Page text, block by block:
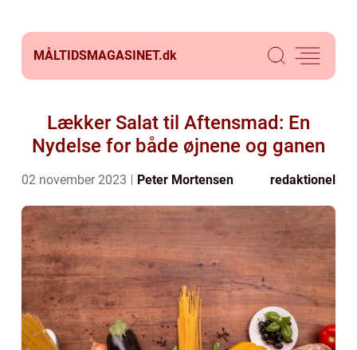
MÅLTIDSMAGASINET.dk
Lækker Salat til Aftensmad: En
Nydelse for både øjnene og ganen
02 november 2023 Peter Mortensen redaktionel